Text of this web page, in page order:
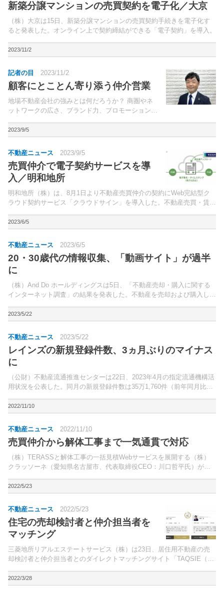
新築分譲マンションの売買契約を電子化／大京
（株）大京は15日、新築分譲マンションの売買契約手続きを電子化す
ると発表した。オンライン上で契約締結ができる「電子契約」を導入。
2023/11/2
記者の目 2023/11/2
顧客にとことん寄り添う仲介営業
地場不動産会社の強みとは何だろうか？ 商圏やネ
ットワークの広さ、ブランド力、プロモーション力
にどれだけ時間が掛けられるか、という点では地場
企業も負けてはいない。売買仲介の場合、大手は営
業担当者一人が...
2023/9/5
不動産ニュース 2023/9/5
売買仲介で電子契約サービスを導
入／明和地所
明和地所（株）は、8月1日より不動産売買仲介の契約にWeb完結型ク
ラウド契約サービス「クラウドサイン」を導入した。不動産売買・賃貸
けられていたが、22年5月の改正宅地建物取引業法の...
2023/6/5
不動産ニュース 2023/6/5
20・30歳代の情報収集、「動画サイト」が過半
に
（株）And Do ホールディングスは5日、「不動産売却・購入に関する
インターネット調査」の結果を発表した。不動産を売却および購入した
年1月3日の期間アンケート調査を実施。
2023/5/22
不動産ニュース 2023/5/22
レインズの新規登録件数、3ヵ月ぶりのマイナス
に
（公財）不動産流通推進センターは22日、2023年4月の指定流通機構活
用状況を公表した。同月の新規登録件数は35万1,760件（前年同月比
2022/11/10
不動産ニュース 2022/11/10
売買仲介から解体工事まで一気通貫で対応
（株）TERASSと解体工事の一括見積Webサービスを展開する（株）
クラッソーネ（愛知県名古屋市、代表取締役CEO：川口哲平氏）が業
で取り扱う不動産売買仲介において解体工事が発...
2022/5/23
不動産ニュース 2022/5/23
住宅の売却検討者と仲介担当者を
マッチング
三菱地所リアルエステートサービス（株）は23日、居住用不動産の売
却検討者と仲介担当者とのダイレクトマッチングサイト「TAQSIE（タ
介担当者の力量に依る部分が大きいが、ユーザーは仲...
2022/3/28